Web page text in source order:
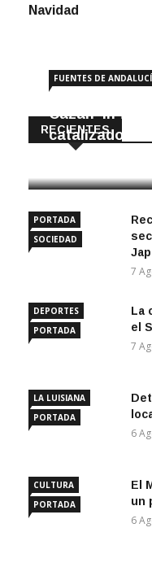
Navidad
RECIENTES
FUENTES DE
Cazan ‘in
catalizadores
PORTADA
SOCIEDAD
7
DEPORTES
PORTADA
La
el
7
LA LUISIANA
PORTADA
6
CULTURA
PORTADA
El
un
6